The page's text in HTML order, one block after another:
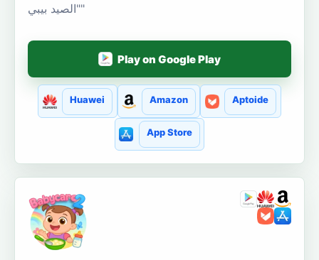
"الصيد بيبي"
Play on Google Play
Huawei Amazon Aptoide
App Store